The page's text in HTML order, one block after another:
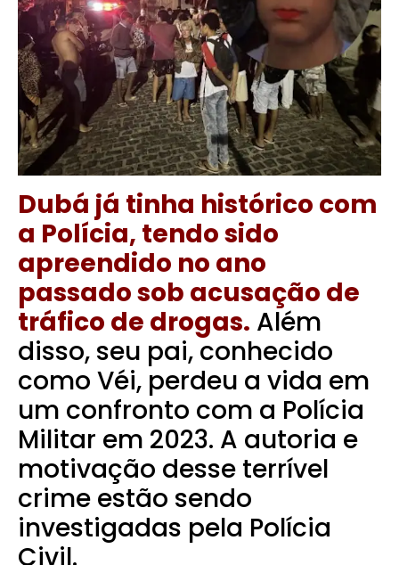
Dubá já tinha histórico com
a Polícia, tendo sido
apreendido no ano
passado sob acusação de
tráfico de drogas. Além
disso, seu pai, conhecido
como Véi, perdeu a vida em
um confronto com a Polícia
Militar em 2023. A autoria e
motivação desse terrível
crime estão sendo
investigadas pela Polícia
Civil.